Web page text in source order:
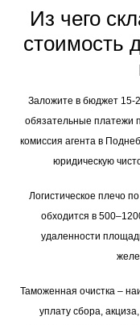
Из чего
стоимость
Заложите в бюджет 15-
обязательные платежи
комиссия агента в
юридическую
Логистическое плечо
обходится в
удаленности
Таможенная очистка –
уплату сбора,